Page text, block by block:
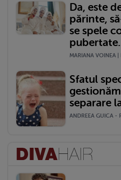
Da, este
părinte,
se spele
MARIANA VOINEA
Sfatul
separare
ANDREEA GUICA -